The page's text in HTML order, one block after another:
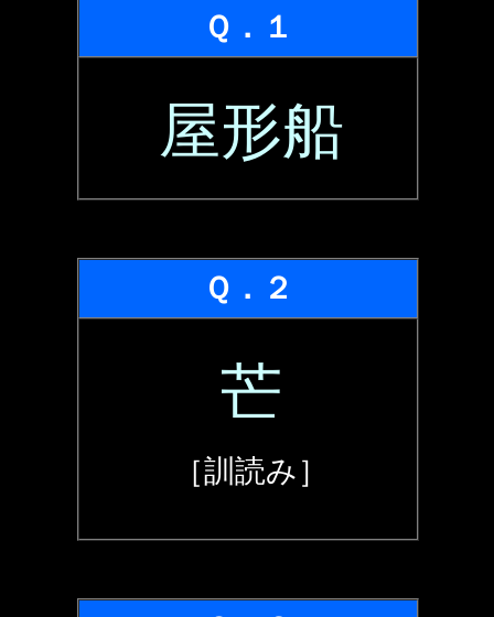
Ｑ．１
屋形船
Ｑ．２
芒
［訓読み］